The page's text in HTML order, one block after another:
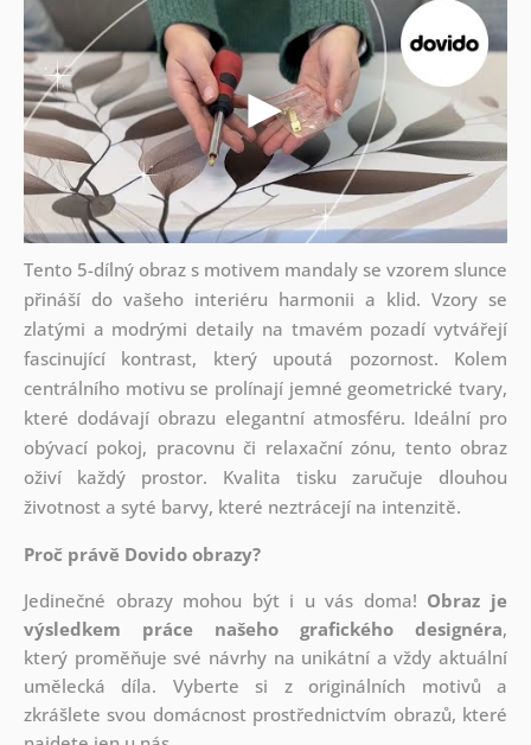
Tento 5-dílný obraz s motivem mandaly se vzorem slunce
přináší do vašeho interiéru harmonii a klid. Vzory se
zlatými a modrými detaily na tmavém pozadí vytvářejí
fascinující kontrast, který upoutá pozornost. Kolem
centrálního motivu se prolínají jemné geometrické tvary,
které dodávají obrazu elegantní atmosféru. Ideální pro
obývací pokoj, pracovnu či relaxační zónu, tento obraz
oživí každý prostor. Kvalita tisku zaručuje dlouhou
životnost a syté barvy, které neztrácejí na intenzitě.
Proč právě Dovido obrazy?
Jedinečné obrazy mohou být i u vás doma! Obraz je
výsledkem práce našeho grafického designéra,
který proměňuje své návrhy na unikátní a vždy aktuální
umělecká díla. Vyberte si z originálních motivů a
zkrášlete svou domácnost prostřednictvím obrazů, které